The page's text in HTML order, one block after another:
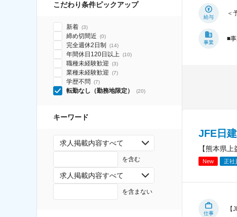
こだわり条件ピックアップ
新着 (3)
締め切間近 (0)
完全週休2日制 (14)
年間休日120日以上 (10)
職種未経験歓迎 (3)
業種未経験歓迎 (7)
学歴不問 (7)
転勤なし（勤務地限定） (20)
キーワード
求人掲載内容すべて
を含む
求人掲載内容すべて
を含まない
給与
＜
事業
■
JFE日
【熊本県
New 正社
仕事